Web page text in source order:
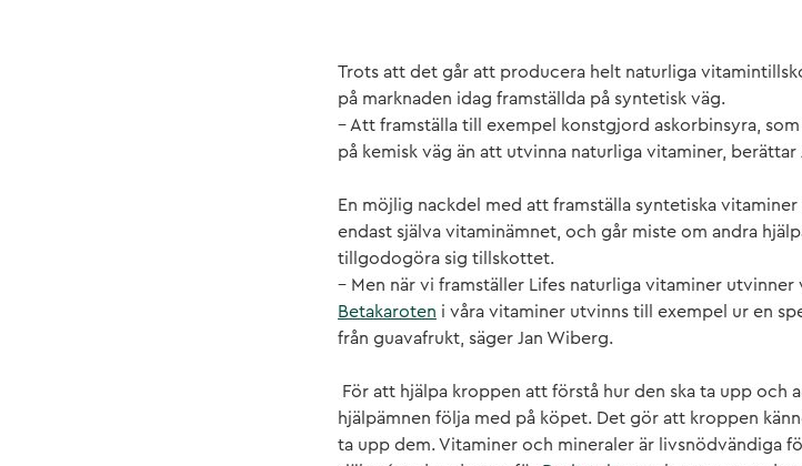
Trots att det går att producera helt naturliga
på marknaden idag framställda på syntetisk väg.
– Att framställa till exempel konstgjord askorbinsyra,
på kemisk väg än att utvinna naturliga vitaminer,
En möjlig nackdel med att framställa syntetiska
endast själva vitaminämnet, och går miste om andra
tillgodogöra sig tillskottet.
– Men när vi framställer Lifes naturliga vitaminer
Betakaroten i våra vitaminer utvinns till exempel ur en
från guavafrukt, säger Jan Wiberg.
För att hjälpa kroppen att förstå hur den ska ta upp och
hjälpämnen följa med på köpet. Det gör att kroppen
ta upp dem. Vitaminer och mineraler är livsnödvändiga